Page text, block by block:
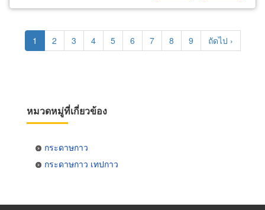
Pagination
Current
page
1 Page
2 Page
3 Page
4 Page
5 Page
6 Page
7 Page
8 Page
9
Next
page
ถัดไป ›
หมวดหมู่ที่เกี่ยวข้อง
กระดาษกาว
กระดาษกาว เทปกาว